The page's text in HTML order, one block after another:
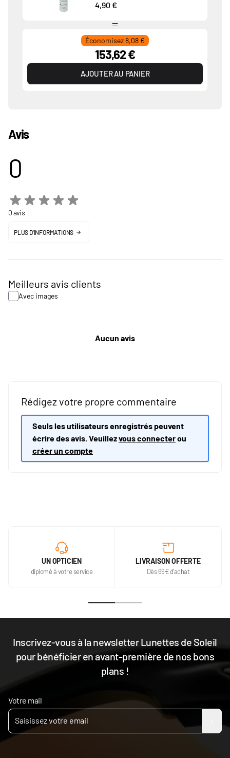
4,90 €
Économisez 8,08 €
153,62 €
AJOUTER AU PANIER
Avis
0
0 avis
PLUS D'INFORMATIONS
Meilleurs avis clients
Avec images
Aucun avis
Rédigez votre propre commentaire
Seuls les utilisateurs enregistrés peuvent
écrire des avis. Veuillezvous connecterou
créer un compte
UN OPTICIEN
diplomé à votre service
LIVRAISON OFFERTE
Dès 69€ d'achat
Inscrivez-vous à la newsletter Lunettes de Soleil
pour bénéficier en avant-première de nos bons
plans !
Votre mail